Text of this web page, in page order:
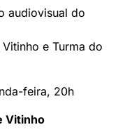
audiovisual do
Vitinho e Turma do
feira, 20h
Vitinho